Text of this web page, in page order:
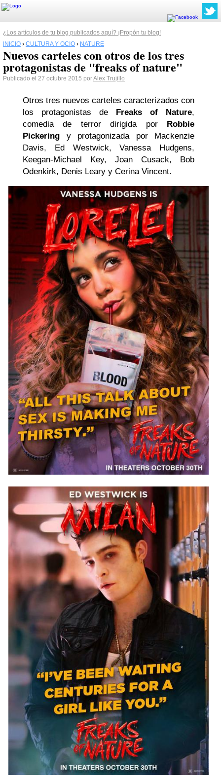
¿Los artículos de tu blog publicados aquí? ¡Propón tu blog!
INICIO › CULTURA Y OCIO › NATURE
Nuevos carteles con otros de los tres
protagonistas de "freaks of nature"
Publicado el 27 octubre 2015 porAlex Trujillo
Otros tres nuevos carteles caracterizados con
los protagonistas de Freaks of Nature,
comedia de terror dirigida por Robbie
Pickering y protagonizada por Mackenzie
Davis, Ed Westwick, Vanessa Hudgens,
Keegan-Michael Key, Joan Cusack, Bob
Odenkirk, Denis Leary y Cerina Vincent.